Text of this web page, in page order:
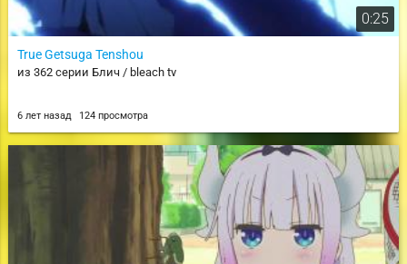
0:25
True Getsuga Tenshou
из 362 серии Блич / bleach tv
6 лет назад 124 просмотра